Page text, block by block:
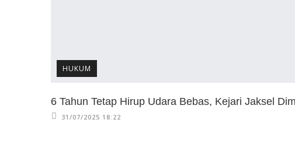
HUKUM
6 Tahun Tetap Hirup Udara Bebas, Kejari Jaksel
31/07/2025 18:22